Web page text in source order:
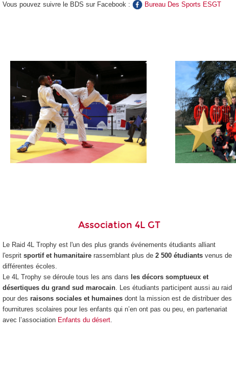
Vous pouvez suivre le BDS sur Facebook : Bureau Des Sports ESGT
Association 4L GT
Le Raid 4L Trophy est l'un des plus grands événements étudiants alliant
l'espritsportif et humanitaire rassemblant plus de2 500 étudiants venus de
différentes écoles.
Le 4L Trophy se déroule tous les ans dans les décors somptueux et
désertiques du grand sud marocain. Les étudiants participent aussi au raid
pour desraisons sociales et humaines dont la mission est de distribuer des
fournitures scolaires pour les enfants qui n’en ont pas ou peu, en partenariat
avec l’association Enfants du désert.